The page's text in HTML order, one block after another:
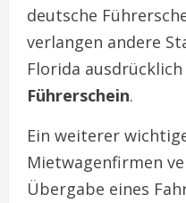
deutsche
verlangen andere
Florida
Führerschein.
Ein weiterer
Mietwagenfirmen
Übergabe eines